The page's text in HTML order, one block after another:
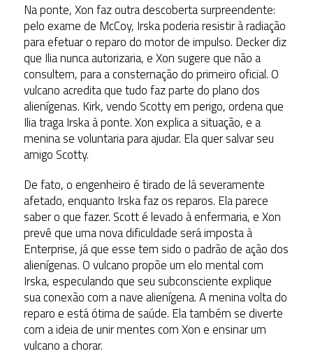
Na ponte, Xon faz outra descoberta surpreendente:
pelo exame de McCoy, Irska poderia resistir à radiação
para efetuar o reparo do motor de impulso. Decker diz
que Ilia nunca autorizaria, e Xon sugere que não a
consultem, para a consternação do primeiro oficial. O
vulcano acredita que tudo faz parte do plano dos
alienígenas. Kirk, vendo Scotty em perigo, ordena que
Ilia traga Irska à ponte. Xon explica a situação, e a
menina se voluntaria para ajudar. Ela quer salvar seu
amigo Scotty.
De fato, o engenheiro é tirado de lá severamente
afetado, enquanto Irska faz os reparos. Ela parece
saber o que fazer. Scott é levado à enfermaria, e Xon
prevê que uma nova dificuldade será imposta à
Enterprise, já que esse tem sido o padrão de ação dos
alienígenas. O vulcano propõe um elo mental com
Irska, especulando que seu subconsciente explique
sua conexão com a nave alienígena. A menina volta do
reparo e está ótima de saúde. Ela também se diverte
com a ideia de unir mentes com Xon e ensinar um
vulcano a chorar.